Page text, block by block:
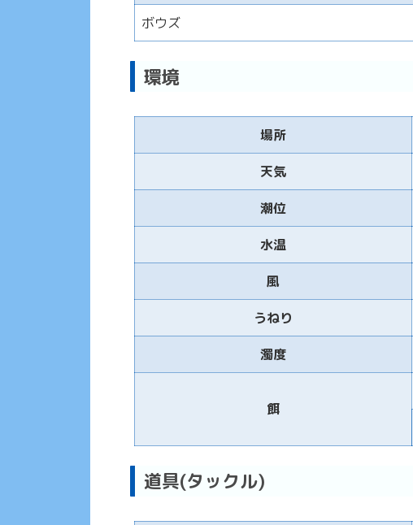
ボウズ
環境
場所
天気
潮位
水温
風
うねり
濁度
餌
道具(タックル)